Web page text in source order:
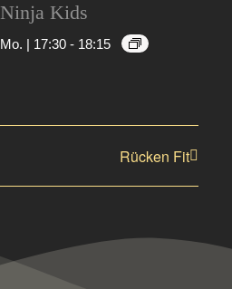
Ninja Kids
Mo. | 17:30 - 18:15
Rücken Fit